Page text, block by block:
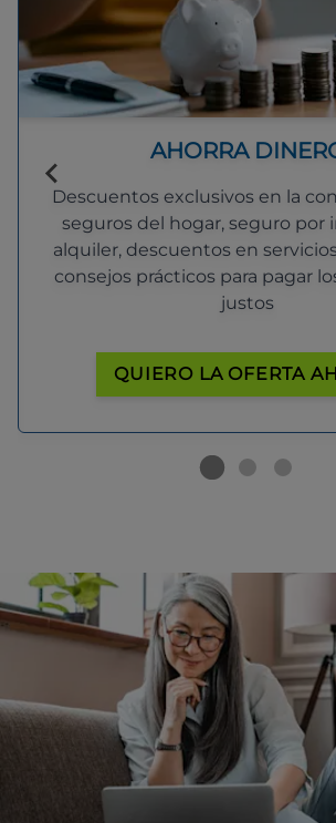
AHORRA
Descuentos exclusivos en la
seguros del hogar, seguro por
alquiler, descuentos en
consejos prácticos para pagar
justos
QUIERO LA OFERTA